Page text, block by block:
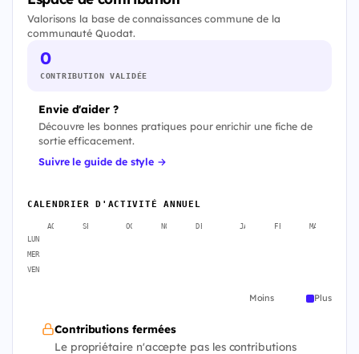
Valorisons la base de connaissances commune de la
communauté Quodat.
0
CONTRIBUTION VALIDÉE
Envie d'aider ?
Découvre les bonnes pratiques pour enrichir une fiche de
sortie efficacement.
Suivre le guide de style →
CALENDRIER D'ACTIVITÉ ANNUEL
AOÛT SEPT. OCT. NOV. DÉC. JANV. FÉVR. MARS
LUN
MER
VEN
Moins Plus
Contributions fermées
Le propriétaire n'accepte pas les contributions